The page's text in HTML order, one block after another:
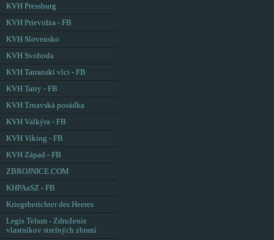
KVH Pressburg
KVH Prievidza - FB
KVH Slovensko
KVH Svoboda
KVH Tatranskí vlci - FB
KVH Tatry - FB
KVH Trnavská posádka
KVH Valkýra - FB
KVH Viking - FB
KVH Západ - FB
ZBROJNICE.COM
KHPAaSZ - FB
Kriegsberichter des Heeres
Legis Telum - Združenie
vlastníkov strelných zbraní